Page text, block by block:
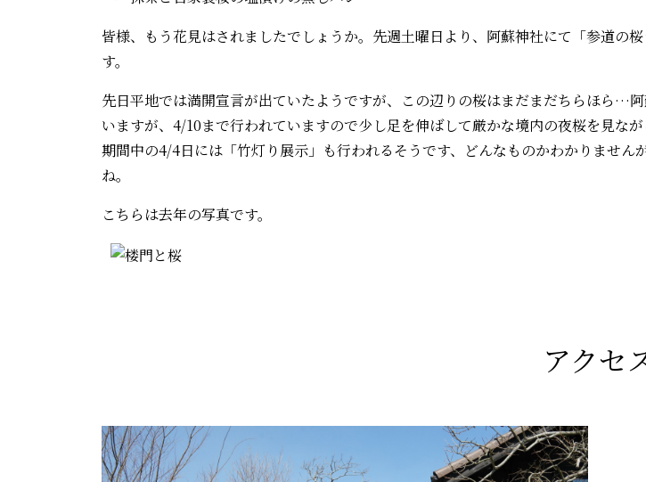
皆様、もう花見はされましたでしょうか。先週土曜日より、阿蘇神社にて「参道の
す。
先日平地では満開宣言が出ていたようですが、この辺りの桜はまだまだちらほら…
いますが、4/10まで行われていますので少し足を伸ばして厳かな境内の夜桜を見なが
期間中の4/4日には「竹灯り展示」も行われるそうです、どんなものかわかりません
ね。
こちらは去年の写真です。
アクセ